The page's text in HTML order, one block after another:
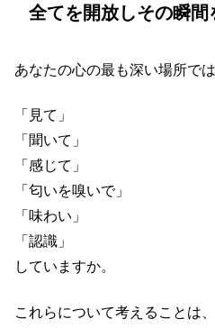
全てを開放しその瞬間
あなたの心の最も深い場所で
「見て」
「聞いて」
「感じて」
「匂いを嗅いで」
「味わい」
「認識」
していますか。
これらについて考えることは